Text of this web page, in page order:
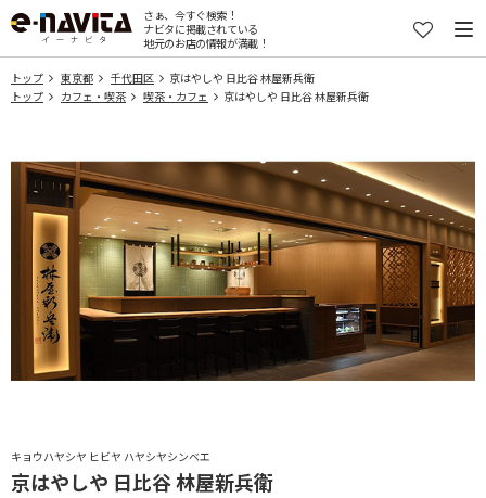
さぁ、今すぐ検索！
ナビタに掲載されている
地元のお店の情報が満載！
トップ 東京都 千代田区
京はやしや 日比谷 林屋新兵衛
トップ
カフェ・喫茶 喫茶・カフェ 京はやしや 日比谷 林屋新兵衛
キョウハヤシヤ ヒビヤ ハヤシヤシンベエ
京はやしや 日比谷 林屋新兵衛